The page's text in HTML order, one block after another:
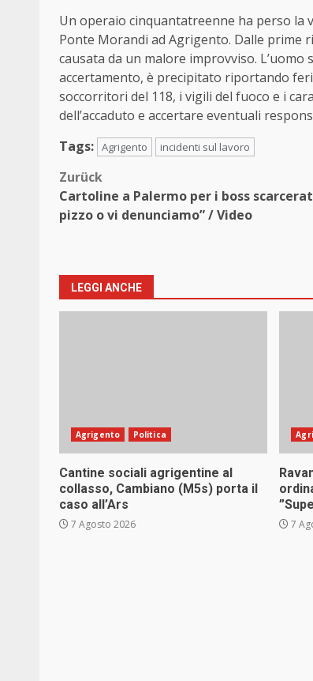
Un operaio cinquantatreenne ha perso la
Ponte Morandi ad Agrigento. Dalle prime
causata da un malore improvviso.
accertamento, è precipitato riportando
soccorritori del 118, i vigili del fuoco e i
dell’accaduto e accertare eventuali
Tags: Agrigento incidenti sul lavoro
Beitragsnavigation
Zurück
Cartoline a Palermo per i boss
pizzo o vi denunciamo” / Video
LEGGI ANCHE
Agrigento Politica
Cantine sociali agrigentine al
collasso, Cambiano (M5s) porta il
caso all’Ars
7 Agosto 2026 7